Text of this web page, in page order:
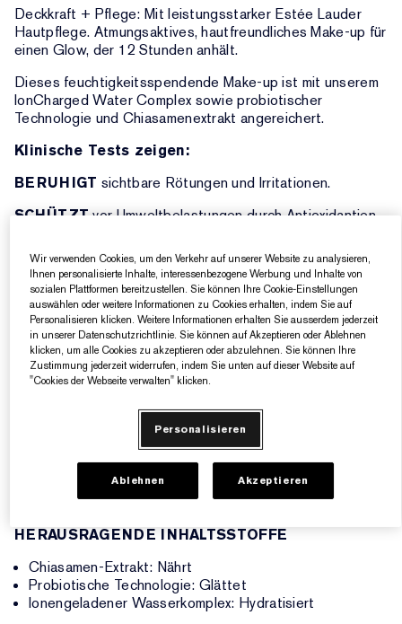
Deckkraft + Pflege: Mit leistungsstarker Estée Lauder
Hautpflege. Atmungsaktives, hautfreundliches Make-up für
einen Glow, der 12 Stunden anhält.
Dieses feuchtigkeitsspendende Make-up ist mit unserem
IonCharged Water Complex sowie probiotischer
Technologie und Chiasamenextrakt angereichert.
Klinische Tests zeigen:
BERUHIGT sichtbare Rötungen und Irritationen.
SCHÜTZT vor Umweltbelastungen durch Antioxidantien.
Die leichte, aufbaubare Formel mit mittlerer bis voller
Deckkraft gleicht den Hautton sofort aus und deckt
Rötungen, dunkle Flecken und Unreinheiten ab.
Rettet die Haut mit beruhigender, aufpolsternder
Feuchtigkeit. Ein natürliches Make-up, das die Haut mit
einem sofortigen strahlenden Glow aufhellt – der
Bietet Breitband-UVA/UVB-Schutz. Sieht makellos und
In 20 Farbtönen erhältlich. Lässt sich bis zur vollständigen
Deckkraft aufbauen. Makelloses, strahlendes Finish.
HERAUSRAGENDE INHALTSSTOFFE
Chiasamen-Extrakt: Nährt
Probiotische Technologie: Glättet
Ionengeladener Wasserkomplex: Hydratisiert
Wir verwenden Cookies, um den Verkehr auf unserer Website zu analysieren,
Ihnen personalisierte Inhalte, interessenbezogene Werbung und Inhalte von
sozialen Plattformen bereitzustellen. Sie können Ihre Cookie-Einstellungen
auswählen oder weitere Informationen zu Cookies erhalten, indem Sie auf
Personalisieren klicken. Weitere Informationen erhalten Sie ausserdem jederzeit
in unserer Datenschutzrichtlinie. Sie können auf Akzeptieren oder Ablehnen
klicken, um alle Cookies zu akzeptieren oder abzulehnen. Sie können Ihre
Zustimmung jederzeit widerrufen, indem Sie unten auf dieser Website auf
"Cookies der Webseite verwalten" klicken.
Personalisieren
Ablehnen Akzeptieren